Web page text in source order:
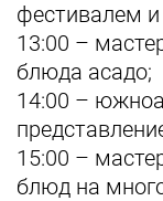
фестивалем
13:00 –
блюда асадо;
14:00 –
15:00 –
блюд на